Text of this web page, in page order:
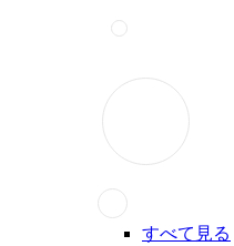
すべて見る